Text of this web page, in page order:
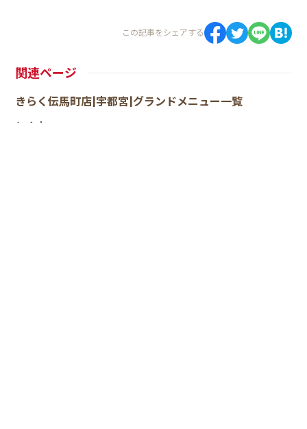
この記事をシェアする
関連ページ
きらく伝馬町店|宇都宮|グランドメニュー一覧
とんかつ